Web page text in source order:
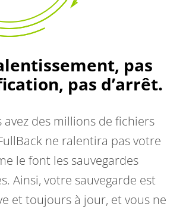
pas
pas d’arrêt.
avez des millions de fichiers
ne ralentira pas votre
le font les sauvegardes
Ainsi, votre sauvegarde est
et toujours à jour, et vous ne